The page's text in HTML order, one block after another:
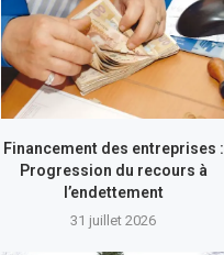
Financement des entreprises :
Progression du recours à
l’endettement
31 juillet 2026